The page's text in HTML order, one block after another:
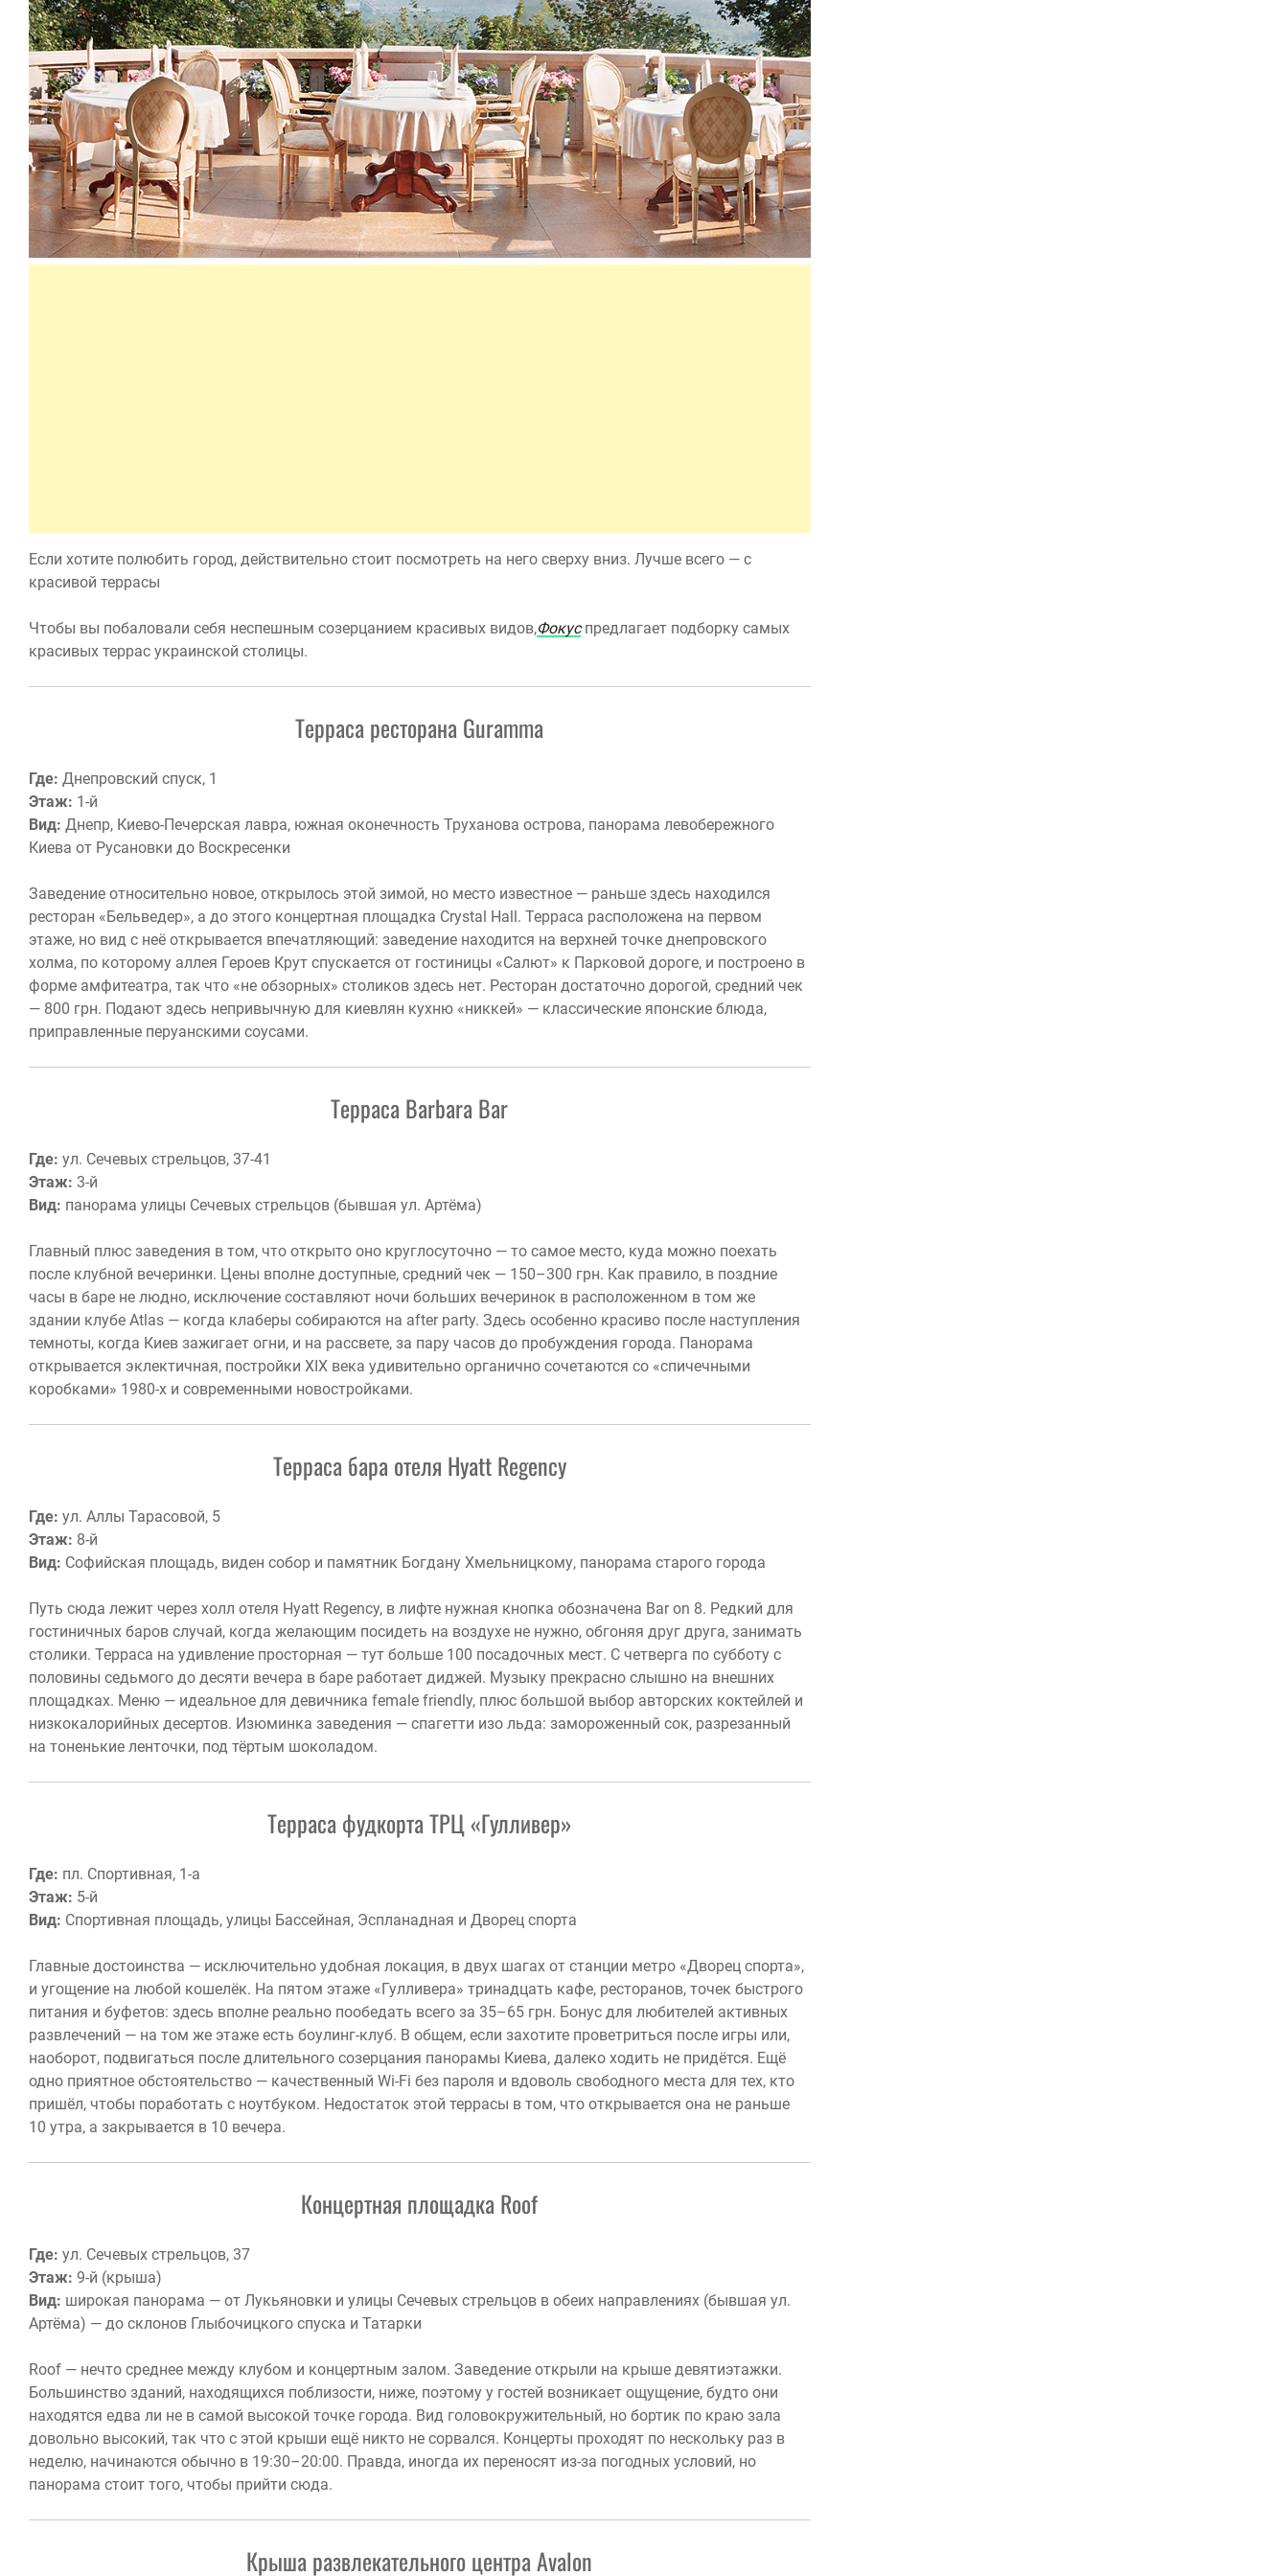
Если хотите полюбить город, действительно стоит посмотреть на него сверху вниз. Лучше всего — с
красивой террасы
Чтобы вы побаловали себя неспешным созерцанием красивых видов,Фокуспредлагает подборку самых
красивых террас украинской столицы.
Терраса ресторана Guramma
Где: Днепровский спуск, 1
Этаж: 1-й
Вид: Днепр, Киево-Печерская лавра, южная оконечность Труханова острова, панорама левобережного
Киева от Русановки до Воскресенки
Заведение относительно новое, открылось этой зимой, но место известное — раньше здесь находился
ресторан «Бельведер», а до этого концертная площадка Crystal Hall. Терраса расположена на первом
этаже, но вид с неё открывается впечатляющий: заведение находится на верхней точке днепровского
холма, по которому аллея Героев Крут спускается от гостиницы «Салют» к Парковой дороге, и построено в
форме амфитеатра, так что «не обзорных» столиков здесь нет. Ресторан достаточно дорогой, средний чек
— 800 грн. Подают здесь непривычную для киевлян кухню «никкей» — классические японские блюда,
приправленные перуанскими соусами.
Терраса Barbara Bar
Где: ул. Сечевых стрельцов, 37-41
Этаж: 3-й
Вид: панорама улицы Сечевых стрельцов (бывшая ул. Артёма)
Главный плюс заведения в том, что открыто оно круглосуточно — то самое место, куда можно поехать
после клубной вечеринки. Цены вполне доступные, средний чек — 150–300 грн. Как правило, в поздние
часы в баре не людно, исключение составляют ночи больших вечеринок в расположенном в том же
здании клубе Atlas — когда клаберы собираются на after party. Здесь особенно красиво после наступления
темноты, когда Киев зажигает огни, и на рассвете, за пару часов до пробуждения города. Панорама
открывается эклектичная, постройки XIX века удивительно органично сочетаются со «спичечными
коробками» 1980-х и современными новостройками.
Терраса бара отеля Hyatt Regency
Где: ул. Аллы Тарасовой, 5
Этаж: 8-й
Вид: Софийская площадь, виден собор и памятник Богдану Хмельницкому, панорама старого города
Путь сюда лежит через холл отеля Hyatt Regency, в лифте нужная кнопка обозначена Bar on 8. Редкий для
гостиничных баров случай, когда желающим посидеть на воздухе не нужно, обгоняя друг друга, занимать
столики. Терраса на удивление просторная — тут больше 100 посадочных мест. С четверга по субботу с
половины седьмого до десяти вечера в баре работает диджей. Музыку прекрасно слышно на внешних
площадках. Меню — идеальное для девичника female friendly, плюс большой выбор авторских коктейлей и
низкокалорийных десертов. Изюминка заведения — спагетти изо льда: замороженный сок, разрезанный
на тоненькие ленточки, под тёртым шоколадом.
Терраса фудкорта ТРЦ «Гулливер»
Где: пл. Спортивная, 1-а
Этаж: 5-й
Вид: Спортивная площадь, улицы Бассейная, Эспланадная и Дворец спорта
Главные достоинства — исключительно удобная локация, в двух шагах от станции метро «Дворец спорта»,
и угощение на любой кошелёк. На пятом этаже «Гулливера» тринадцать кафе, ресторанов, точек быстрого
питания и буфетов: здесь вполне реально пообедать всего за 35–65 грн. Бонус для любителей активных
развлечений — на том же этаже есть боулинг-клуб. В общем, если захотите проветриться после игры или,
наоборот, подвигаться после длительного созерцания панорамы Киева, далеко ходить не придётся. Ещё
одно приятное обстоятельство — качественный Wi-Fi без пароля и вдоволь свободного места для тех, кто
пришёл, чтобы поработать с ноутбуком. Недостаток этой террасы в том, что открывается она не раньше
10 утра, а закрывается в 10 вечера.
Концертная площадка Roof
Где: ул. Сечевых стрельцов, 37
Этаж: 9-й (крыша)
Вид: широкая панорама — от Лукьяновки и улицы Сечевых стрельцов в обеих направлениях (бывшая ул.
Артёма) — до склонов Глыбочицкого спуска и Татарки
Roof — нечто среднее между клубом и концертным залом. Заведение открыли на крыше девятиэтажки.
Большинство зданий, находящихся поблизости, ниже, поэтому у гостей возникает ощущение, будто они
находятся едва ли не в самой высокой точке города. Вид головокружительный, но бортик по краю зала
довольно высокий, так что с этой крыши ещё никто не сорвался. Концерты проходят по нескольку раз в
неделю, начинаются обычно в 19:30–20:00. Правда, иногда их переносят из-за погодных условий, но
панорама стоит того, чтобы прийти сюда.
Крыша развлекательного центра Avalon